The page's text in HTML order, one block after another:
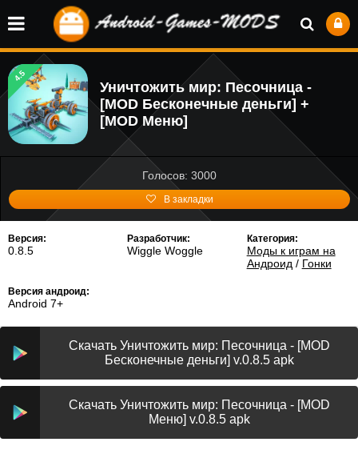
4.5
Уничтожить мир: Песочница -
[MOD Бесконечные деньги] +
[MOD Меню]
Голосов: 3000
В закладки
Версия:
0.8.5
Разработчик:
Wiggle Woggle
Категория:
Моды к играм на
Андроид / Гонки
Версия андроид:
Android 7+
Скачать Уничтожить мир: Песочница - [MOD
Бесконечные деньги] v.0.8.5 apk
Скачать Уничтожить мир: Песочница - [MOD
Меню] v.0.8.5 apk